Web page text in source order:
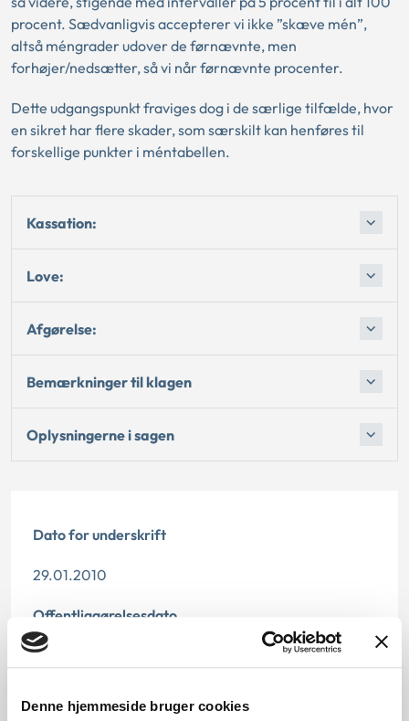
Denne hjemmeside bruger cookies
procent. Sædvanligvis accepterer vi ikke ”skæve mén”,
altså méngrader udover de førnævnte, men
forhøjer/nedsætter, så vi når førnævnte procenter.
Dette udgangspunkt fraviges dog i de særlige tilfælde, hvor
en sikret har flere skader, som særskilt kan henføres til
forskellige punkter i méntabellen.
Kassation:
Love:
Afgørelse:
Bemærkninger til klagen
Oplysningerne i sagen
Dato for underskrift
29.01.2010
Offentliggørelsesdato
11.07.2013